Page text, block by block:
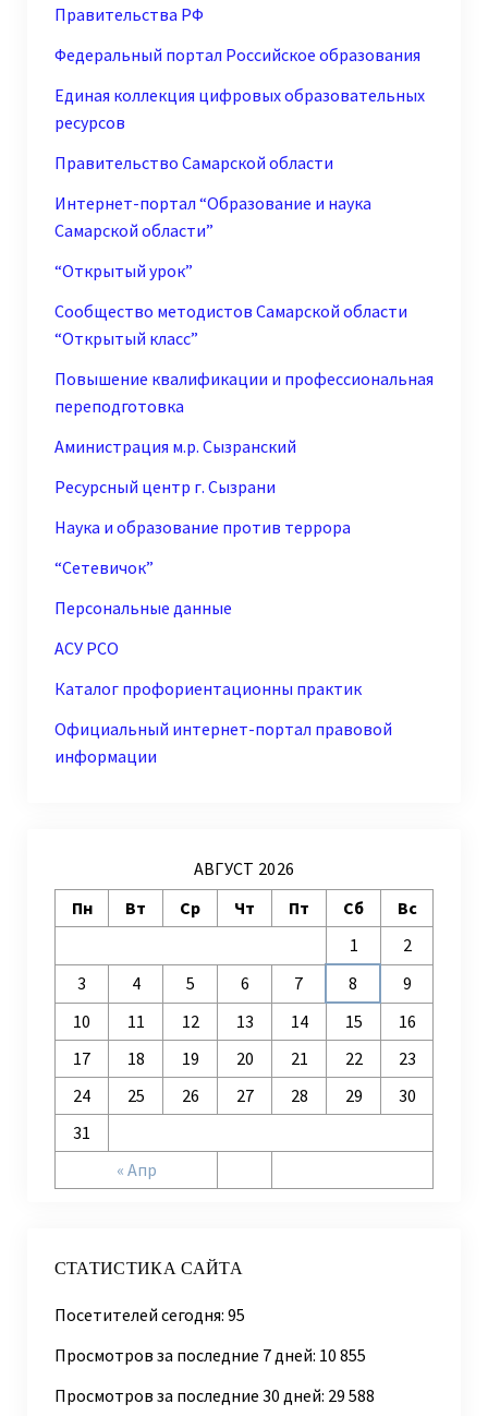
Правительства РФ
Федеральный портал Российское образования
Единая коллекция цифровых образовательных
ресурсов
Правительство Самарской области
Интернет-портал “Образование и наука
Самарской области”
“Открытый урок”
Сообщество методистов Самарской области
“Открытый класс”
Повышение квалификации и профессиональная
переподготовка
Аминистрация м.р. Сызранский
Ресурсный центр г. Сызрани
Наука и образование против террора
“Сетевичок”
Персональные данные
АСУ РСО
Каталог профориентационны практик
Официальный интернет-портал правовой
информации
АВГУСТ 2026
Пн
Вт Ср Чт Пт Сб Вс
« Апр
1
2
3
4 5 6 7 8
9
10
11 12 13 14 15
16
17
18 19 20 21 22
23
24
25 26 27 28 29
30
31
СТАТИСТИКА САЙТА
Посетителей сегодня: 95
Просмотров за последние 7 дней: 10 855
Просмотров за последние 30 дней: 29 588